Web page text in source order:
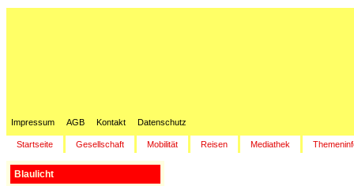
Impressum AGB Kontakt Datenschutz
Startseite Gesellschaft Mobilität Reisen Mediathek
Blaulicht